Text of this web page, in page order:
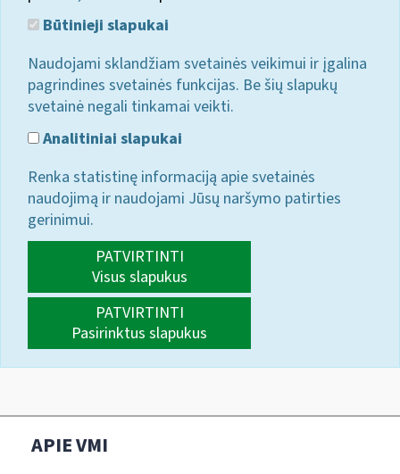
Būtinieji slapukai
Naudojami sklandžiam svetainės veikimui ir įgalina
pagrindines svetainės funkcijas. Be šių slapukų
svetainė negali tinkamai veikti.
Analitiniai slapukai
Renka statistinę informaciją apie svetainės
naudojimą ir naudojami Jūsų naršymo patirties
gerinimui.
PATVIRTINTI
Visus slapukus
PATVIRTINTI
Pasirinktus slapukus
APIE VMI